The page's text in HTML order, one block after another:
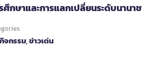
ศึกษาและการแลกเปลี่ยนระดับนาน
จกรรม,ข่าวเด่น